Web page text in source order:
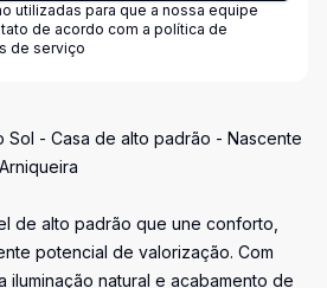
utilizadas para que a nossa equipe
de acordo com a política de
de serviço
Sol - Casa de alto padrão - Nascente
de alto padrão que une conforto,
potencial de valorização. Com
iluminação natural e acabamento de